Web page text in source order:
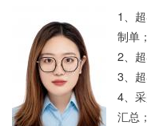
1、
制单；
2、
3、
4、
汇总；